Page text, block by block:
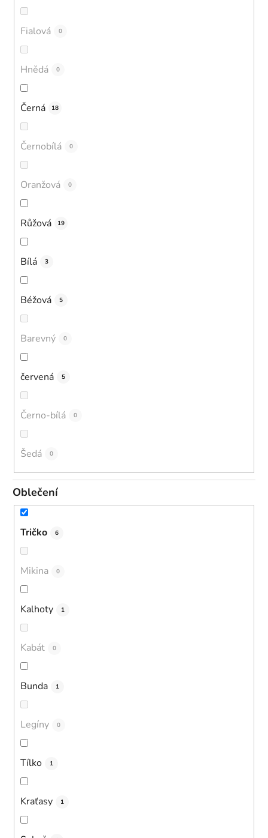
Fialová 0
Hnědá 0
Černá 18
Černobílá 0
Oranžová 0
Růžová 19
Bílá 3
Béžová 5
Barevný 0
červená 5
Černo-bílá 0
Šedá 0
Oblečení
Tričko 6
Mikina 0
Kalhoty 1
Kabát 0
Bunda 1
Legíny 0
Tílko 1
Kraťasy 1